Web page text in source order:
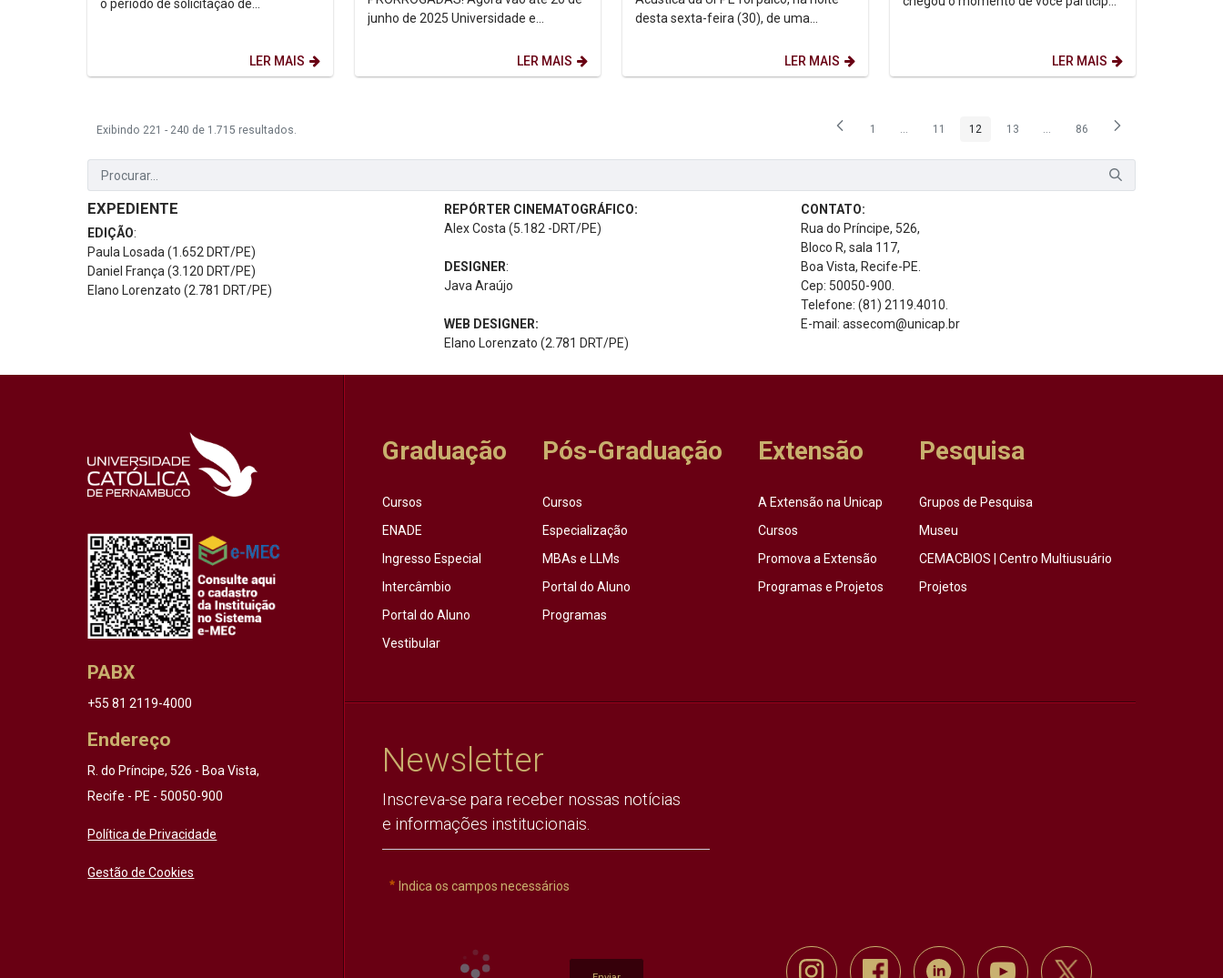
o período de solicitação de
LER MAIS
junho de 2025 Universidade e
transformação social real! Objetivo...
LER MAIS
desta sexta-feira (30), de uma
LER MAIS
LER MAIS
Exibindo 221 - 240 de 1.715 resultados. Página
1 ...Páginas intermediárias Usar ABA para navegar.
Página
11 Página
12 Página
13 ...Páginas intermediárias Usar ABA
Página
86
EXPEDIENTE
EDIÇÃO:
Paula Losada (1.652 DRT/PE)
Daniel França (3.120 DRT/PE)
Elano Lorenzato (2.781 DRT/PE)
REPÓRTER CINEMATOGRÁFICO:
Alex Costa (5.182 -DRT/PE)
DESIGNER:
Java Araújo
WEB DESIGNER:
Elano Lorenzato (2.781 DRT/PE)
CONTATO:
Rua do Príncipe, 526,
Bloco R, sala 117,
Boa Vista, Recife-PE.
Cep: 50050-900.
Telefone: (81) 2119.4010.
E-mail: assecom@unicap.br
PABX
+55 81 2119-4000
Endereço
R. do Príncipe, 526 - Boa Vista,
Recife - PE - 50050-900
Política de Privacidade
Gestão de Cookies
Graduação
Cursos
ENADE
Ingresso Especial
Intercâmbio
Portal do Aluno
Vestibular
Pós-Graduação
Cursos
Especialização
MBAs e LLMs
Portal do Aluno
Programas
Extensão
A Extensão na Unicap
Cursos
Promova a Extensão
Programas e Projetos
Pesquisa
Grupos de Pesquisa
Museu
CEMACBIOS | Centro Multiusuário
Projetos
Newsletter
Inscreva-se para receber nossas notícias
e informações institucionais.
Indica os campos necessários